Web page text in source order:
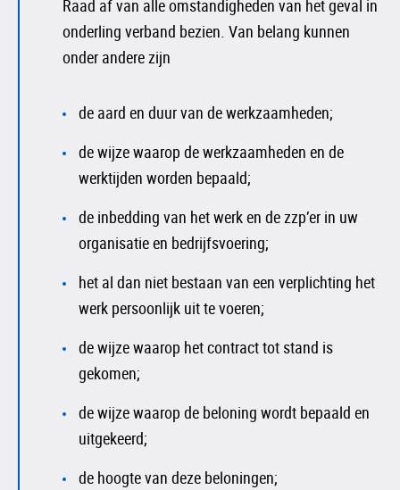
Raad af van alle omstandigheden van het geval in
onderling verband bezien. Van belang kunnen
onder andere zijn
de aard en duur van de werkzaamheden;
de wijze waarop de werkzaamheden en de
werktijden worden bepaald;
de inbedding van het werk en de zzp’er in uw
organisatie en bedrijfsvoering;
het al dan niet bestaan van een verplichting het
werk persoonlijk uit te voeren;
de wijze waarop het contract tot stand is
gekomen;
de wijze waarop de beloning wordt bepaald en
uitgekeerd;
de hoogte van deze beloningen;